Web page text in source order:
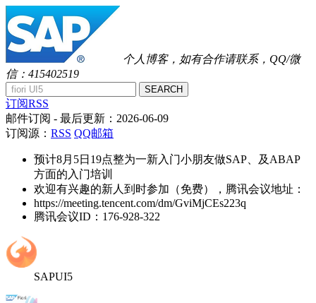
个人博客，如有合作请联系，QQ/微
信：415402519
SEARCH
订阅RSS
邮件订阅 - 最后更新： 2026-06-09
订阅源： RSS QQ邮箱
预计8月5日19点整为一新入门小朋友做SAP、及ABAP
方面的入门培训
欢迎有兴趣的新人到时参加（免费），腾讯会议地址：
https://meeting.tencent.com/dm/GviMjCEs223q
腾讯会议ID：176-928-322
SAPUI5